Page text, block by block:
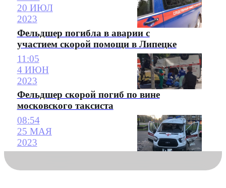
20 ИЮЛ
2023
Фельдшер погибла в аварии с
участием скорой помощи в Липецке
11:05
4 ИЮН
2023
Фельдшер скорой погиб по вине
московского таксиста
08:54
25 МАЯ
2023